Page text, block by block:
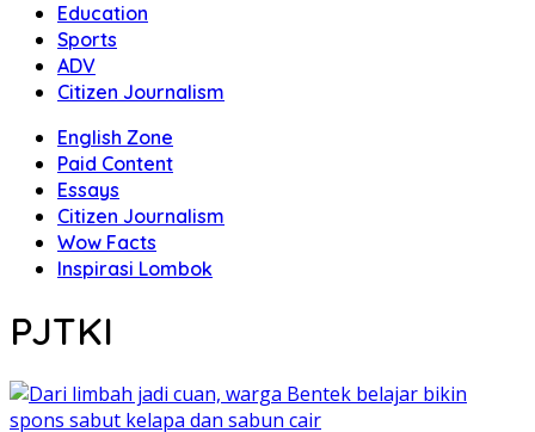
Education
Sports
ADV
Citizen Journalism
English Zone
Paid Content
Essays
Citizen Journalism
Wow Facts
Inspirasi Lombok
PJTKI